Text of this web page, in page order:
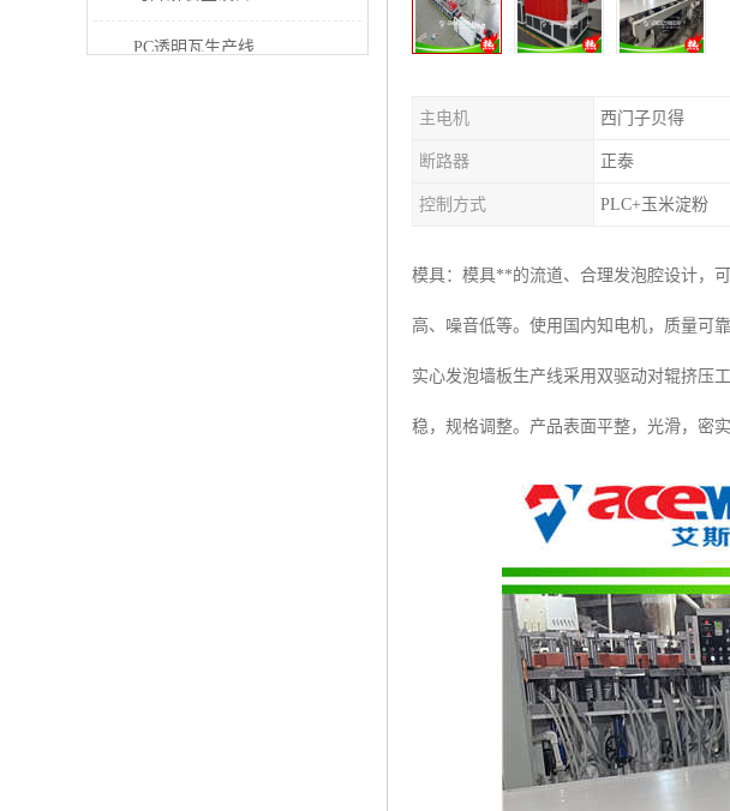
PC透明瓦生产线
主电机 西门子贝得
断路器 正泰
控制方式 PLC+玉米淀粉
模具：模具**的流道、合理发泡腔设计，
高、噪音低等。使用国内知电机，质量可
实心发泡墙板生产线采用双驱动对辊挤压
稳，规格调整。产品表面平整，光滑，密